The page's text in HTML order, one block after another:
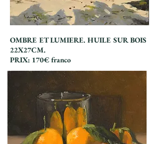
R
Titre 6
OMBRE ET LUMIERE. HUILE SUR BOIS
22X27CM.
PRIX: 170€ franco